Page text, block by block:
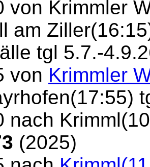
von Krimmler
am
tgl 5.7.-
von Krimmler
nach
(2025)